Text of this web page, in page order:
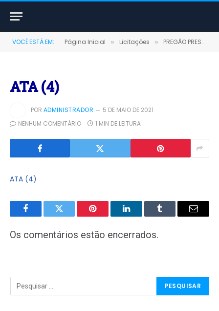
VOCÊ ESTÁ EM: Página Inicial » Licitações » PREGÃO PRESENCIAL Nº 0014/2020-SRP (AQUISIÇÃO DE MATERIAL DE EXPEDIENTE ARMARINHO SUPRIMENTOS DE INFORMÁTICA E DIDÁTICO)
ATA (4)
POR ADMINISTRADOR
5 DE MAIO DE 2021
NENHUM COMENTÁRIO
1 MIN DE LEITURA
ATA (4)
FacebookTwitter Pinterest LinkedInTumblr
E-
Os comentários estão encerrados.